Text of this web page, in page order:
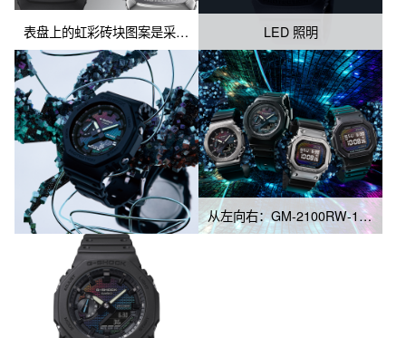
表盘上的虹彩砖块图案是采用了彩虹色渐变沉积工艺、激光蚀刻和彩虹色印刷的组合实现的。 LED 照明
从左向右：GM-2100RW-1A、GA-2100RW-1A、GM-5600RW-1、DW-5600RW-1